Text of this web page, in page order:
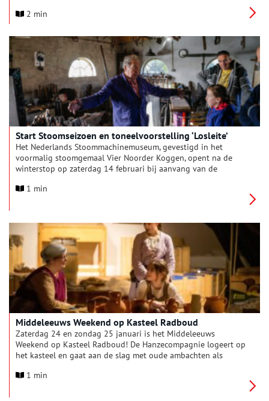
het Archeologie Avontuur, met nog een keer ‘Experts vertellen’.
maandag.
2 min
Start Stoomseizoen en toneelvoorstelling ‘Losleite’
Het Nederlands Stoommachinemuseum, gevestigd in het
voormalig stoomgemaal Vier Noorder Koggen, opent na de
winterstop op zaterdag 14 februari bij aanvang van de
museum herbergt één van de grootste collecties nog werkende
ontdekking van de stoommachine die de wereld veranderde.
1 min
Middeleeuws Weekend op Kasteel Radboud
Zaterdag 24 en zondag 25 januari is het Middeleeuws
Weekend op Kasteel Radboud! De Hanzecompagnie logeert op
het kasteel en gaat aan de slag met oude ambachten als
zijn bovendien onze eigen kleermaaksters aan het werk met
1 min